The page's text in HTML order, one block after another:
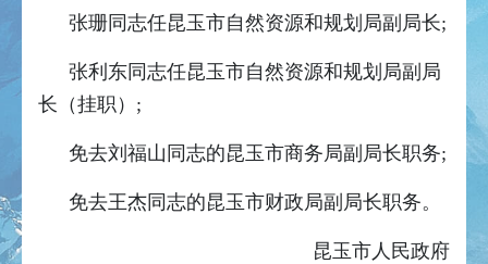
张珊同志任昆玉市自然资源和规划局副局长;
张利东同志任昆玉市自然资源和规划局副局
长（挂职）;
免去刘福山同志的昆玉市商务局副局长职务;
免去王杰同志的昆玉市财政局副局长职务。
昆玉市人民政府